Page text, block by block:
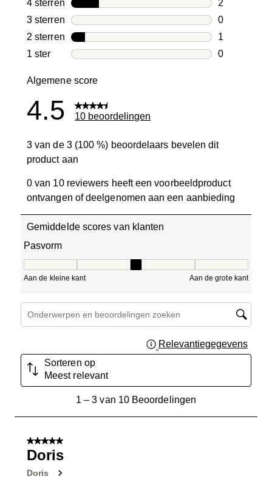
4 sterren sterren
2
2
3 sterren sterren
0
0
2 sterren sterren
1
1
1 ster sterren
0
Algemene score
4.5 10 beoordelingen
3 van de 3 (100 %) beoordelaars bevelen dit
product aan
0 van 10 reviewers heeft een voorbeeldproduct
ontvangen of deelgenomen aan een aanbieding
Gemiddelde scores van klanten
Pasvorm
Aan de kleine kant Aan de grote kant
Onderwerpen en beoordelingen zoeken per regio
Relevantiegegevens
Sorteren op
Meest relevant
van
Beoordelingen.
1 – 3 van 10 Beoordelingen
5 van 5 sterren.
Doris
Doris